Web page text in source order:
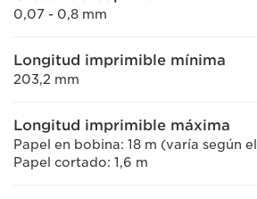
0,07 - 0,8 mm
Longitud imprimible mínima
203,2 mm
Longitud imprimible máxima
Papel en bobina: 18 m (varía según
Papel cortado: 1,6 m